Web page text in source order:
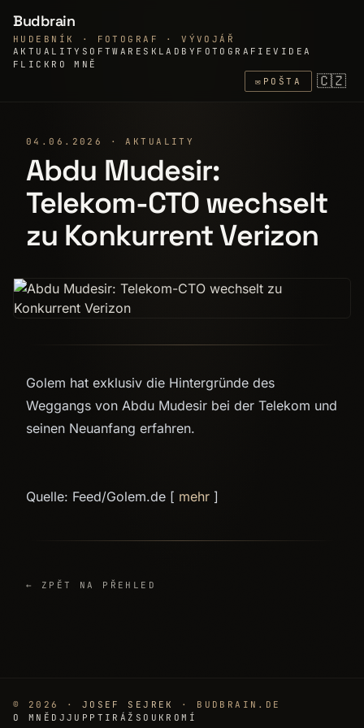
Budbrain
HUDEBNÍK · FOTOGRAF · VÝVOJÁŘ
AKTUALITY SOFTWARE SKLADBY FOTOGRAFIEVIDEA
FLICKR O MNĚ
✉ POŠTA 🇨🇿
04.06.2026 · AKTUALITY
Abdu Mudesir:
Telekom-CTO wechselt
zu Konkurrent Verizon
Golem hat exklusiv die Hintergründe des
Weggangs von Abdu Mudesir bei der Telekom und
seinen Neuanfang erfahren.
Quelle: Feed/Golem.de [ mehr ]
← ZPĚT NA PŘEHLED
© 2026 · JOSEF SEJREK
· BUDBRAIN.DE
O MNĚ DJJUPP TIRÁŽ SOUKROMÍ